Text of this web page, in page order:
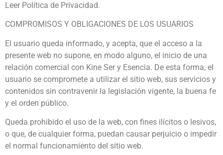
Leer Política de Privacidad.
COMPROMISOS Y OBLIGACIONES DE LOS USUARIOS
El usuario queda informado, y acepta, que el acceso a la
presente web no supone, en modo alguno, el inicio de una
relación comercial con Kine Ser y Esencia. De esta forma, el
usuario se compromete a utilizar el sitio web, sus servicios y
contenidos sin contravenir la legislación vigente, la buena fe
y el orden público.
Queda prohibido el uso de la web, con fines ilícitos o lesivos,
o que, de cualquier forma, puedan causar perjuicio o impedir
el normal funcionamiento del sitio web.